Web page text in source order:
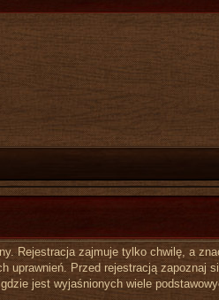
Rejestracja zajmuje tylko chwilę, a
uprawnień. Przed rejestracją zapoznaj
jest wyjaśnionych wiele